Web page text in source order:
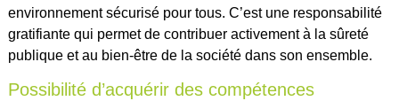
environnement sécurisé pour tous. C’est une responsabilité
gratifiante qui permet de contribuer activement à la sûreté
publique et au bien-être de la société dans son ensemble.
Possibilité d’acquérir des compétences